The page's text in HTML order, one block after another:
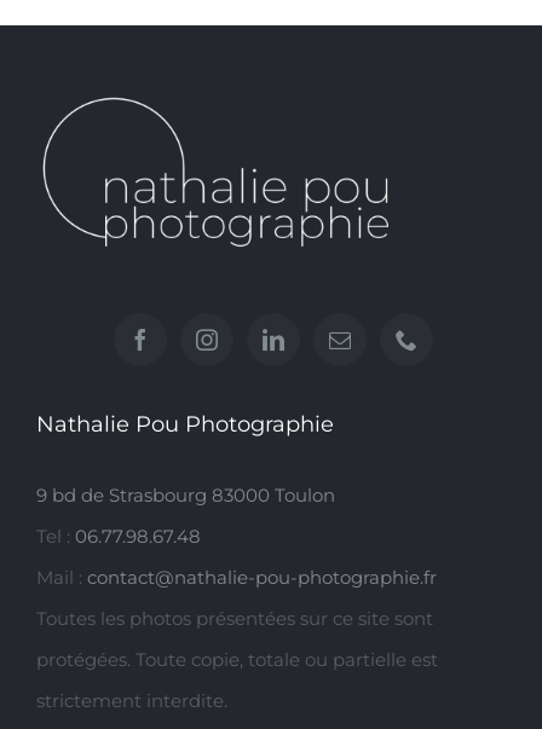
Nathalie Pou Photographie
9 bd de Strasbourg 83000 Toulon
Tel : 06.77.98.67.48
Mail : contact@nathalie-pou-photographie.fr
Toutes les photos présentées sur ce site sont
protégées. Toute copie, totale ou partielle est
strictement interdite.